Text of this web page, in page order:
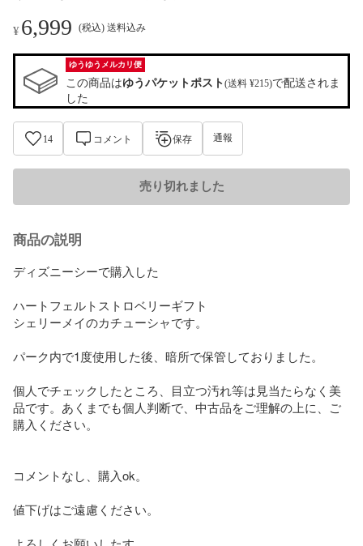
¥6,999 (税込) 送料込み
ゆうゆうメルカリ便
この商品はゆうパケットポスト(送料 ¥215)で配送されま
した
14 コメント 保存 通報
売り切れました
商品の説明
ディズニーシーで購入した
ハートフェルトストロベリーギフト
シェリーメイのカチューシャです。
パーク内で1度使用した後、暗所で保管しておりました。
個人でチェックしたところ、目立つ汚れ等は見当たらなく美
品です。あくまでも個人判断で、中古品をご理解の上に、ご
購入ください。
コメントなし、購入ok。
値下げはご遠慮ください。